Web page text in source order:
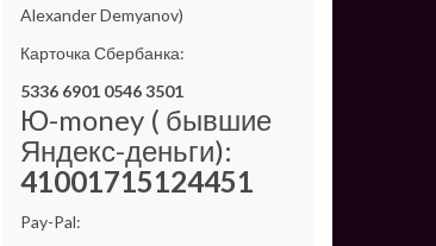
Alexander Demyanov)
Карточка Сбербанка:
5336 6901 0546 3501
Ю-money ( бывшие
Яндекс-деньги):
41001715124451
Pay-Pal: